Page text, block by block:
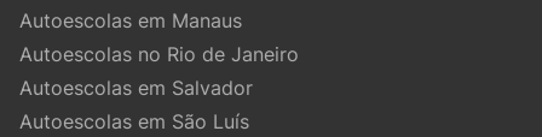
Autoescolas em Manaus
Autoescolas no Rio de Janeiro
Autoescolas em Salvador
Autoescolas em São Luís